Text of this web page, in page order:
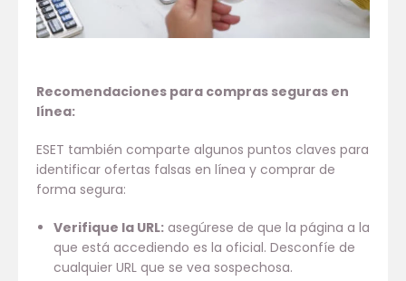
Recomendaciones para compras seguras en
línea:
ESET también comparte algunos puntos claves para
identificar ofertas falsas en línea y comprar de
forma segura:
Verifique la URL:asegúrese de que la página a la
que está accediendo es la oficial. Desconfíe de
cualquier URL que se vea sospechosa.